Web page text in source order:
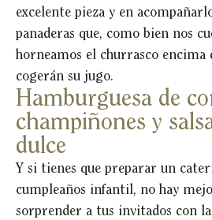
excelente pieza y en
panaderas que, como bien nos
horneamos el churrasco encima
cogerán su jugo.
Hamburguesa de
champiñones y
dulce
Y si tienes que preparar un
cumpleaños infantil, no hay
sorprender a tus invitados con